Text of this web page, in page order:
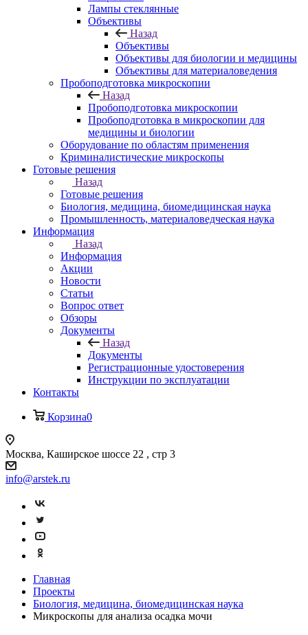
Лампы стеклянные
Объективы
Назад
Объективы
Объективы для биологии и медицины
Объективы для материаловедения
Пробоподготовка микроскопии
Назад
Пробоподготовка микроскопии
Пробоподготовка в микроскопии для
медицины и биологии
Оборудование по областям применения
Криминалистические микроскопы
Готовые решения
Назад
Готовые решения
Биология, медицина, биомедицинская наука
Промышленность, материаловедческая наука
Информация
Назад
Информация
Акции
Новости
Статьи
Вопрос ответ
Обзоры
Документы
Назад
Документы
Регистрационные удостоверения
Инструкции по эксплуатации
Контакты
Корзина0
Москва, Каширское шоссе 22 , стр 3
info@arstek.ru
Главная
Проекты
Биология, медицина, биомедицинская наука
Микроскопы для анализа осадка мочи